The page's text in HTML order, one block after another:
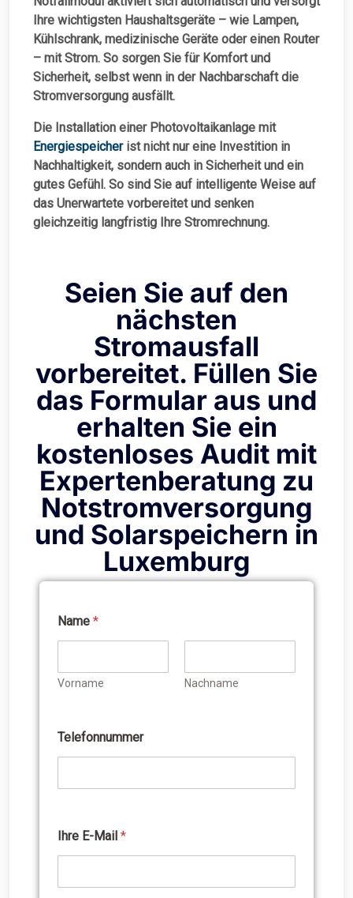
Ihre wichtigsten Haushaltsgeräte – wie Lampen,
Kühlschrank, medizinische Geräte oder einen Router
– mit Strom. So sorgen Sie für Komfort und
Sicherheit, selbst wenn in der Nachbarschaft die
Stromversorgung ausfällt.
Die Installation einer Photovoltaikanlage mit
Energiespeicherist nicht nur eine Investition in
Nachhaltigkeit, sondern auch in Sicherheit und ein
gutes Gefühl. So sind Sie auf intelligente Weise auf
das Unerwartete vorbereitet und senken
gleichzeitig langfristig Ihre Stromrechnung.
Seien Sie auf den
nächsten
Stromausfall
vorbereitet. Füllen Sie
das Formular aus und
erhalten Sie ein
kostenloses Audit mit
Expertenberatung zu
Notstromversorgung
und Solarspeichern in
Luxemburg
I
h
e
*
r
e
Name *
Vorname Nachname
Telefonnummer
Ihre E-Mail *